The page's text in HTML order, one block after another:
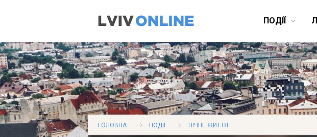
ПОДІЇ
ГОЛОВНА ПОДІЇ НІЧНЕ ЖИТТЯ